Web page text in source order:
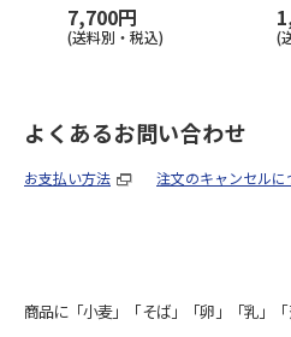
7,700円
(送料別・税込) (
よくあるお問い合わせ
お支払い方法 注文のキャンセルに
商品に「小麦」「そば」「卵」「乳」